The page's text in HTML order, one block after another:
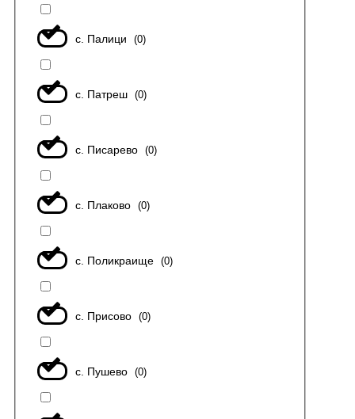
с. Палици (0)
с. Патреш (0)
с. Писарево (0)
с. Плаково (0)
с. Поликраище (0)
с. Присово (0)
с. Пушево (0)